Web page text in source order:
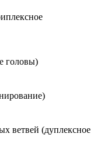
головы)
ветвей (дуплексное